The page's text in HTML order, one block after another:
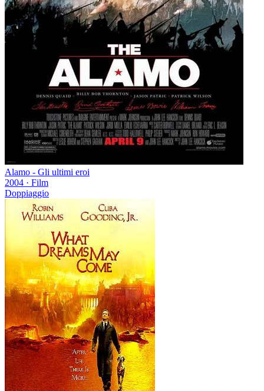
Alamo - Gli ultimi eroi
2004 · Film
Doppiaggio